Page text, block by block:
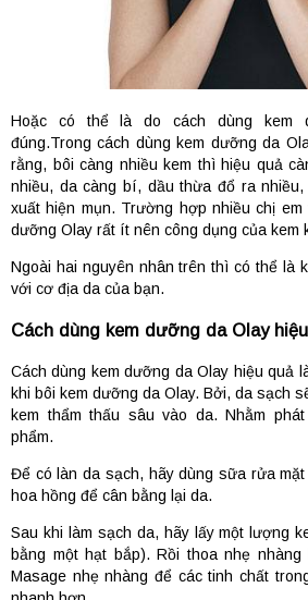
Hoặc có thể là do cách dùng kem
đúng.Trong cách dùng kem dưỡng da
rằng, bôi càng nhiều kem thì hiệu quả
nhiều, da càng bí, dầu thừa đổ ra
xuất hiện mụn. Trường hợp nhiều chị
dưỡng Olay rất ít nên công dụng của kem
Ngoài hai nguyên nhân trên thì có thể là
với cơ địa da của bạn.
Cách dùng kem dưỡng da Olay
Cách dùng kem dưỡng da Olay hiệu quả
khi bôi kem dưỡng da Olay. Bởi, da sạch
kem thẩm thấu sâu vào da. Nhằm
phẩm.
Để có làn da sạch, hãy dùng sữa rửa
hoa hồng để cân bằng lại da.
Sau khi làm sạch da, hãy lấy một lượng
bằng một hạt bắp). Rồi thoa nhẹ
Masage nhẹ nhàng để các tinh chất